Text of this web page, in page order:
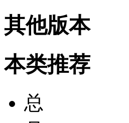
其他版本
本类推荐
总